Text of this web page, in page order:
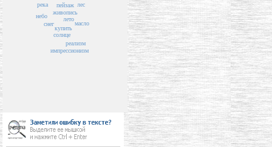
пейзаж
живопись
лето
купить
солнце
лес
масло
река
снег
реализм
небо
импрессионизм